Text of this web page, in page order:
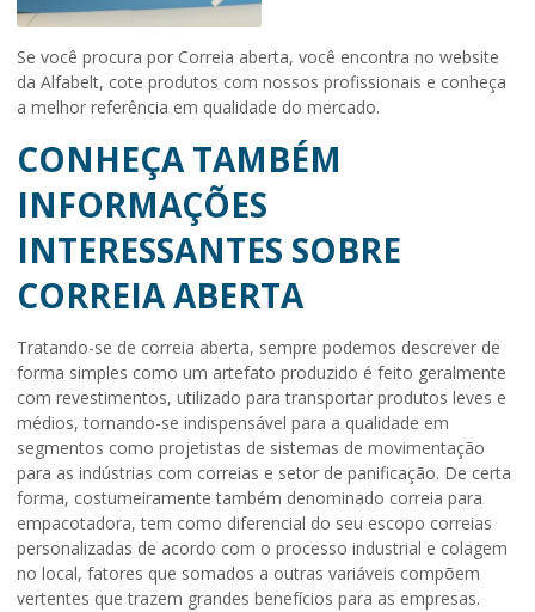
Se você procura por Correia aberta, você encontra no website
da Alfabelt, cote produtos com nossos profissionais e conheça
a melhor referência em qualidade do mercado.
CONHEÇA TAMBÉM
INFORMAÇÕES
INTERESSANTES SOBRE
CORREIA ABERTA
Tratando-se de correia aberta, sempre podemos descrever de
forma simples como um artefato produzido é feito geralmente
com revestimentos, utilizado para transportar produtos leves e
médios, tornando-se indispensável para a qualidade em
segmentos como projetistas de sistemas de movimentação
para as indústrias com correias e setor de panificação. De certa
forma, costumeiramente também denominado correia para
empacotadora, tem como diferencial do seu escopo correias
personalizadas de acordo com o processo industrial e colagem
no local, fatores que somados a outras variáveis compõem
vertentes que trazem grandes benefícios para as empresas.